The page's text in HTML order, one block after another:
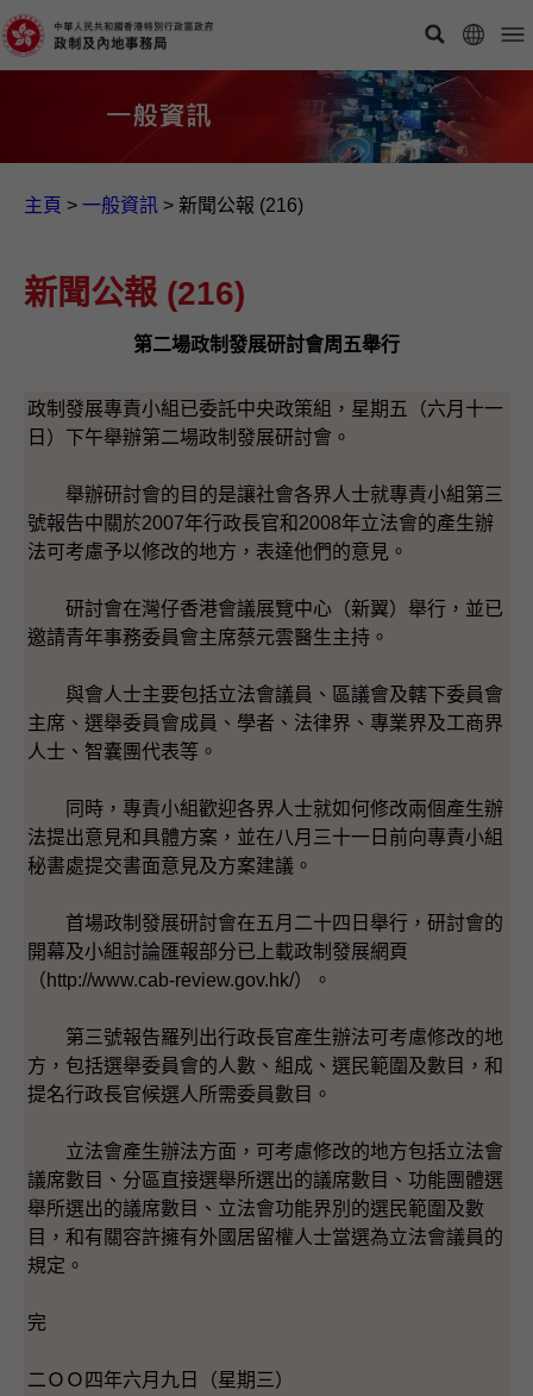
主頁 > 一般資訊​ > 新聞公報 (216)
新聞公報 (216)
第二場政制發展研討會周五舉行
政制發展專責小組已委託中央政策組，星期五（六月十一
日）下午舉辦第二場政制發展研討會。
舉辦研討會的目的是讓社會各界人士就專責小組第三
號報告中關於2007年行政長官和2008年立法會的產生辦
法可考慮予以修改的地方，表達他們的意見。
研討會在灣仔香港會議展覽中心（新翼）舉行，並已
邀請青年事務委員會主席蔡元雲醫生主持。
與會人士主要包括立法會議員、區議會及轄下委員會
主席、選舉委員會成員、學者、法律界、專業界及工商界
人士、智囊團代表等。
同時，專責小組歡迎各界人士就如何修改兩個產生辦
法提出意見和具體方案，並在八月三十一日前向專責小組
秘書處提交書面意見及方案建議。
首場政制發展研討會在五月二十四日舉行，研討會的
開幕及小組討論匯報部分已上載政制發展網頁
（http://www.cab-review.gov.hk/）。
第三號報告羅列出行政長官產生辦法可考慮修改的地
方，包括選舉委員會的人數、組成、選民範圍及數目，和
提名行政長官候選人所需委員數目。
立法會產生辦法方面，可考慮修改的地方包括立法會
議席數目、分區直接選舉所選出的議席數目、功能團體選
舉所選出的議席數目、立法會功能界別的選民範圍及數
目，和有關容許擁有外國居留權人士當選為立法會議員的
規定。
完
二ＯＯ四年六月九日（星期三）